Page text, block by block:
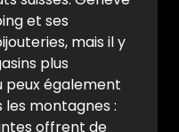
et ses
mais il y
plus
peux également
montagnes :
offrent de